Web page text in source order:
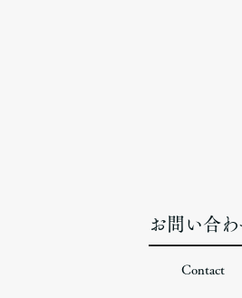
お問い合
Contact